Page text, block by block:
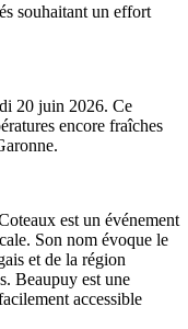
souhaitant un effort
20 juin 2026. Ce
encore fraîches
est un événement
Son nom évoque le
et de la région
Beaupuy est une
accessible